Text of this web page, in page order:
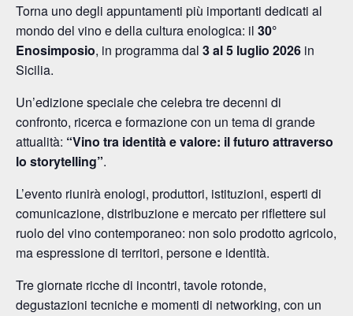
Torna uno degli appuntamenti più importanti dedicati al
mondo del vino e della cultura enologica: il 30°
Enosimposio, in programma dal 3 al 5 luglio 2026 in
Sicilia.
Un’edizione speciale che celebra tre decenni di
confronto, ricerca e formazione con un tema di grande
attualità: “Vino tra identità e valore: il futuro attraverso
lo storytelling”.
L’evento riunirà enologi, produttori, istituzioni, esperti di
comunicazione, distribuzione e mercato per riflettere sul
ruolo del vino contemporaneo: non solo prodotto agricolo,
ma espressione di territori, persone e identità.
Tre giornate ricche di incontri, tavole rotonde,
degustazioni tecniche e momenti di networking, con un